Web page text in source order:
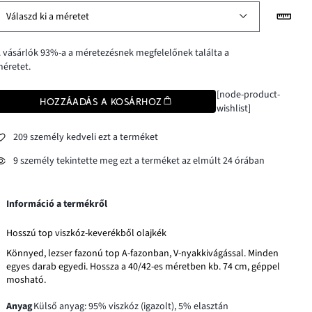
Válaszd ki a méretet
vásárlók 93%-a a méretezésnek megfelelőnek találta a
HOZZÁADÁS A KOSÁRHOZ
[node-product-
wishlist]
209 személy kedveli ezt a terméket
9 személy tekintette meg ezt a terméket az elmúlt 24 órában
Információ a termékről
Hosszú top viszkóz-keverékből olajkék
Könnyed, lezser fazonú top A-fazonban, V-nyakkivágással. Minden
egyes darab egyedi. Hossza a 40/42-es méretben kb. 74 cm, géppel
mosható.
AnyagKülső anyag: 95% viszkóz (igazolt), 5% elasztán